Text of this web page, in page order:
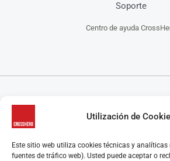
Utilización de
Este sitio web utiliza cookies técnicas y
fuentes de tráfico web). Usted puede aceptar o
Soporte
Centro de ayuda
CrossHero es un software y app todo en uno, para la
CrossFit, escuelas de artes marciales, estudios de yoga y/o
Algunas características destacadas son el control de acceso, la
control de aforo, programación de rutinas y seguimiento de